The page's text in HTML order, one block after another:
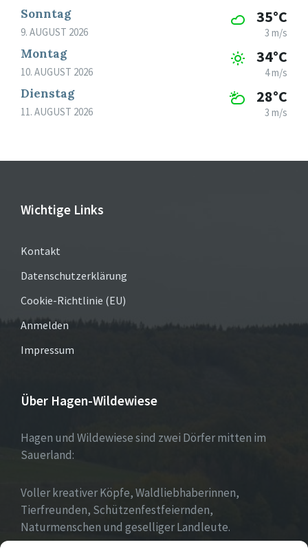
Sonntag
9. AUGUST 2026
35°C
3 m/s
Montag
10. AUGUST 2026
34°C
4 m/s
Dienstag
11. AUGUST 2026
28°C
3 m/s
Wichtige Links
Kontakt
Datenschutzerklärung
Cookie-Richtlinie (EU)
Anmelden
Impressum
Über Hagen-Wildewiese
Hagen und Wildewiese sind zwei Dörfer mitten im
Sauerland:
Voller kreativer Köpfe, Waldliebhaberinnen,
Tierfreunden, Schützenfestfeiernden,
Naturmenschen und geselliger Landleute.